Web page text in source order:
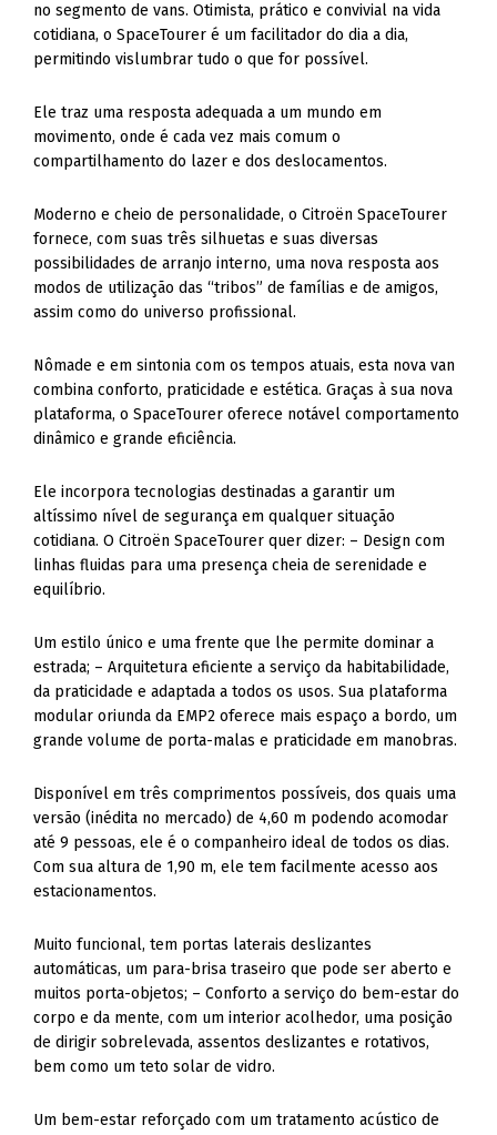
no segmento de vans. Otimista, prático e convivial na vida
cotidiana, o SpaceTourer é um facilitador do dia a dia,
permitindo vislumbrar tudo o que for possível.
Ele traz uma resposta adequada a um mundo em
movimento, onde é cada vez mais comum o
compartilhamento do lazer e dos deslocamentos.
Moderno e cheio de personalidade, o Citroën SpaceTourer
fornece, com suas três silhuetas e suas diversas
possibilidades de arranjo interno, uma nova resposta aos
modos de utilização das “tribos” de famílias e de amigos,
assim como do universo profissional.
Nômade e em sintonia com os tempos atuais, esta nova van
combina conforto, praticidade e estética. Graças à sua nova
plataforma, o SpaceTourer oferece notável comportamento
dinâmico e grande eficiência.
Ele incorpora tecnologias destinadas a garantir um
altíssimo nível de segurança em qualquer situação
cotidiana. O Citroën SpaceTourer quer dizer: – Design com
linhas fluidas para uma presença cheia de serenidade e
equilíbrio.
Um estilo único e uma frente que lhe permite dominar a
estrada; – Arquitetura eficiente a serviço da habitabilidade,
da praticidade e adaptada a todos os usos. Sua plataforma
modular oriunda da EMP2 oferece mais espaço a bordo, um
grande volume de porta-malas e praticidade em manobras.
Disponível em três comprimentos possíveis, dos quais uma
versão (inédita no mercado) de 4,60 m podendo acomodar
até 9 pessoas, ele é o companheiro ideal de todos os dias.
Com sua altura de 1,90 m, ele tem facilmente acesso aos
estacionamentos.
Muito funcional, tem portas laterais deslizantes
automáticas, um para-brisa traseiro que pode ser aberto e
muitos porta-objetos; – Conforto a serviço do bem-estar do
corpo e da mente, com um interior acolhedor, uma posição
de dirigir sobrelevada, assentos deslizantes e rotativos,
bem como um teto solar de vidro.
Um bem-estar reforçado com um tratamento acústico de